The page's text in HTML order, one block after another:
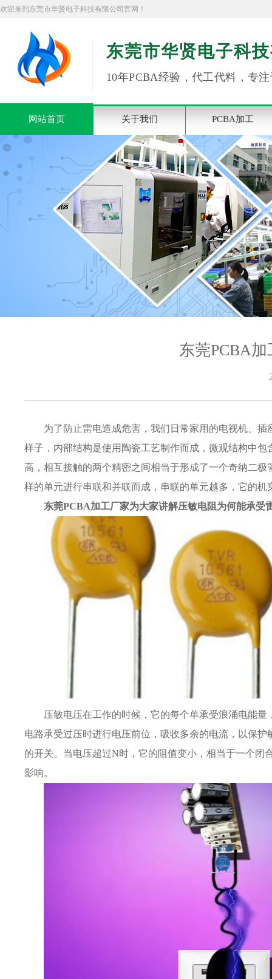
欢迎来到东莞市华贤电子科技有限公司官网！
东莞市华贤电子科
10年PCBA经验，代工代料，专
网站首页 关于我们 PCBA加工
东莞PCBA
为了防止雷电造成危害，我们日常家用的电视机、
样子，内部结构是使用陶瓷工艺制作而成，微观结构中
高，相互接触的两个精密之间相当于形成了一个奇纳二
样的单元进行串联和并联而成，串联的单元越多，它的
东莞PCBA加工厂家为大家讲解压敏电阻为何能承受
压敏电压在工作的时候，它的每个单承受浪涌电能
电路承受过压时进行电压前位，吸收多余的电流，以保
的开关。当电压超过N时，它的阻值变小，相当于一个
影响。